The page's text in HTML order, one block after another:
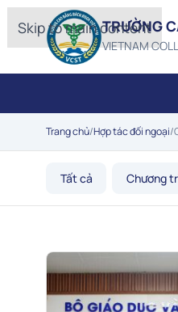
Skip to main content
TRƯỜNG
VIETNAM
Trang chủ/Hợp tác đối ngoại/
Tất cả Chương